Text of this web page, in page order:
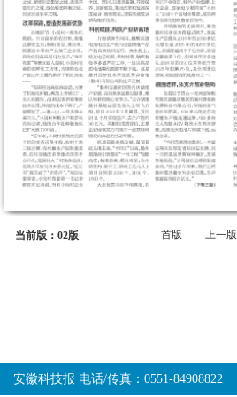
当前版：02版 首版 上一版
安徽科技报 电话/传真：0551-84908822